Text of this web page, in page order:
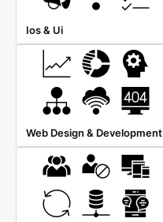
Ios & Ui
Web Design & Development